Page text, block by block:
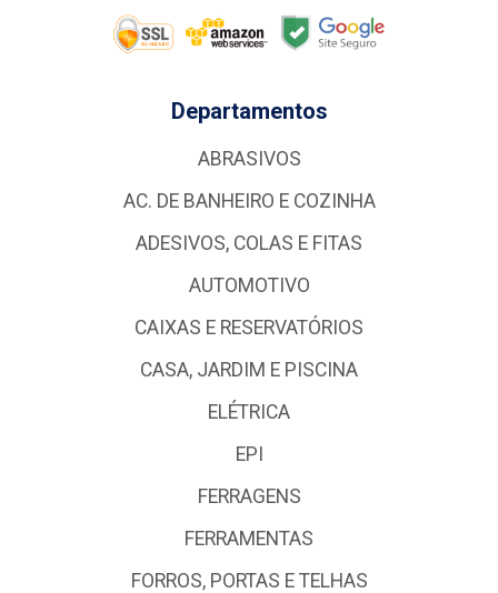
Departamentos
ABRASIVOS
AC. DE BANHEIRO E COZINHA
ADESIVOS, COLAS E FITAS
AUTOMOTIVO
CAIXAS E RESERVATÓRIOS
CASA, JARDIM E PISCINA
ELÉTRICA
EPI
FERRAGENS
FERRAMENTAS
FORROS, PORTAS E TELHAS